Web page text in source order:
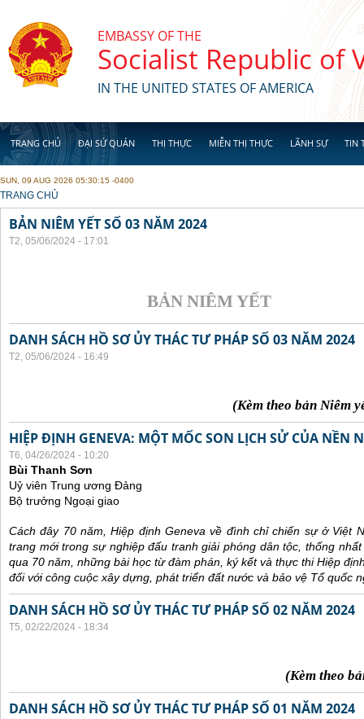
EMBASSY OF THE
Socialist Republic of
IN THE UNITED STATES OF AMERICA
TRANG CHỦ ĐẠI SỨ QUÁN THỊ THỰC MIỄN THỊ THỰC LÃNH SỰ TIN
SUN, 09 AUG 2026 05:30:15 -0400
YOU ARE HERE
TRANG CHỦ
BẢN NIÊM YẾT SỐ 03 NĂM 2024
T2, 05/06/2024 - 17:01
BẢN NIÊM YẾT
DANH SÁCH HỒ SƠ ỦY THÁC TƯ PHÁP SỐ 03 NĂM 2024
T2, 05/06/2024 - 16:49
(Kèm theo bản Niêm
HIỆP ĐỊNH GENEVA: MỘT MỐC SON LỊCH SỬ CỦA NỀN
T6, 04/26/2024 - 10:20
Bùi Thanh Sơn
Uỷ viên Trung ương Đảng
Bộ trưởng Ngoại giao
Cách đây 70 năm, Hiệp định Geneva về đình chỉ chiến sự ở Việt
trang mới trong sự nghiệp đấu tranh giải phóng dân tộc, thống
qua 70 năm, những bài học từ đàm phán, ký kết và thực thi Hiệp
đối với công cuộc xây dựng, phát triển đất nước và bảo vệ Tổ quốc
DANH SÁCH HỒ SƠ ỦY THÁC TƯ PHÁP SỐ 02 NĂM 2024
T5, 02/22/2024 - 18:34
(Kèm theo
DANH SÁCH HỒ SƠ ỦY THÁC TƯ PHÁP SỐ 01 NĂM 2024